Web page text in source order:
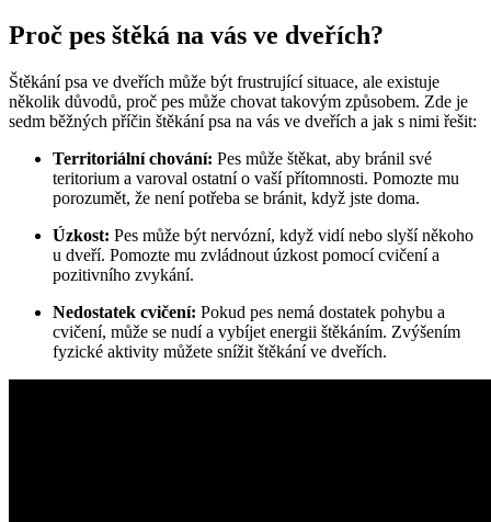
Proč pes štěká na vás ve dveřích?
Štěkání psa ve dveřích může být frustrující situace, ale existuje
několik důvodů, proč pes může chovat takovým způsobem. Zde je
sedm běžných příčin štěkání psa na vás ve dveřích a jak s nimi řešit:
Territoriální chování: Pes může štěkat, aby bránil své
teritorium a varoval ostatní o vaší přítomnosti. Pomozte mu
porozumět, že není potřeba se bránit, když jste doma.
Úzkost: Pes může být nervózní, když vidí nebo slyší někoho
u dveří. Pomozte mu zvládnout úzkost pomocí cvičení a
pozitivního zvykání.
Nedostatek cvičení: Pokud pes nemá dostatek pohybu a
cvičení, může se nudí a vybíjet energii štěkáním. Zvýšením
fyzické aktivity můžete snížit štěkání ve dveřích.